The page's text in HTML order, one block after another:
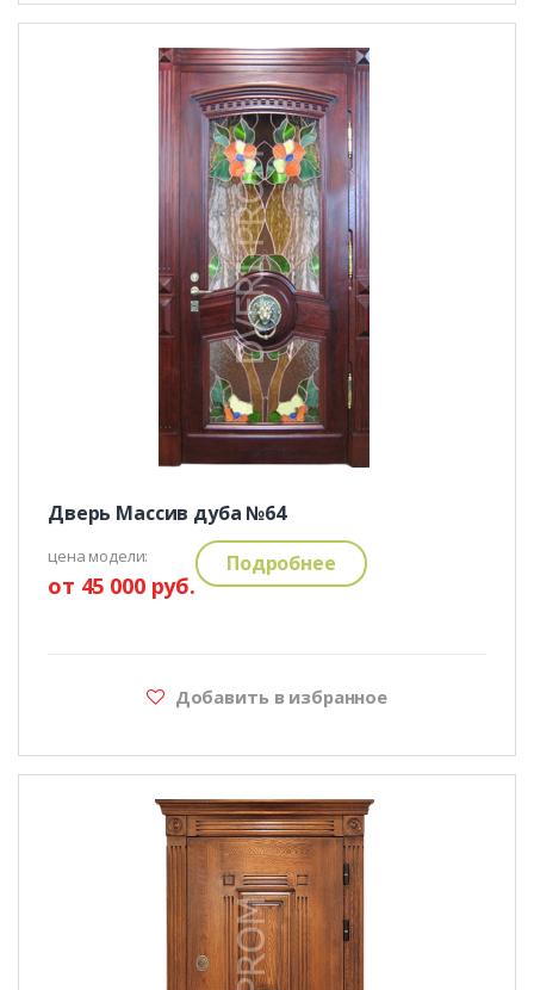
Дверь Массив дуба №64
цена модели:
от 45 000 руб.
Подробнее
Добавить в избранное